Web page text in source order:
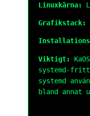
Linuxkärna:
Grafikstack:
Viktigt:
systemd-
systemd
bland annat